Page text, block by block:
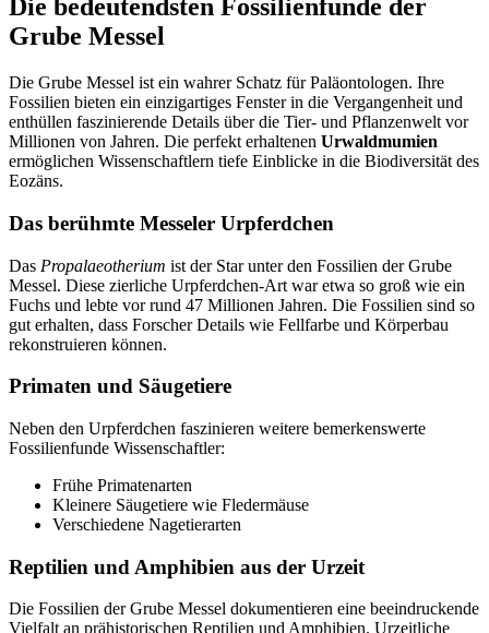
Die bedeutendsten Fossilienfunde der
Grube Messel
Die Grube Messel ist ein wahrer Schatz für Paläontologen. Ihre
Fossilien bieten ein einzigartiges Fenster in die Vergangenheit und
enthüllen faszinierende Details über die Tier- und Pflanzenwelt vor
Millionen von Jahren. Die perfekt erhaltenen Urwaldmumien
ermöglichen Wissenschaftlern tiefe Einblicke in die Biodiversität des
Eozäns.
Das berühmte Messeler Urpferdchen
Das Propalaeotherium ist der Star unter den Fossilien der Grube
Messel. Diese zierliche Urpferdchen-Art war etwa so groß wie ein
Fuchs und lebte vor rund 47 Millionen Jahren. Die Fossilien sind so
gut erhalten, dass Forscher Details wie Fellfarbe und Körperbau
rekonstruieren können.
Primaten und Säugetiere
Neben den Urpferdchen faszinieren weitere bemerkenswerte
Fossilienfunde Wissenschaftler:
Frühe Primatenarten
Kleinere Säugetiere wie Fledermäuse
Verschiedene Nagetierarten
Reptilien und Amphibien aus der Urzeit
Die Fossilien der Grube Messel dokumentieren eine beeindruckende
Vielfalt an prähistorischen Reptilien und Amphibien. Urzeitliche